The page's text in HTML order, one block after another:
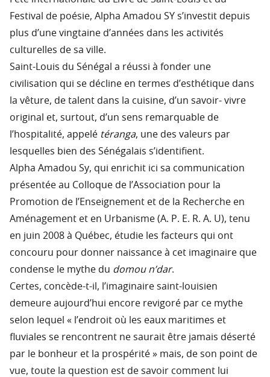
Festival de poésie, Alpha Amadou SY s’investit depuis
plus d’une vingtaine d’années dans les activités
culturelles de sa ville.
Saint-Louis du Sénégal a réussi à fonder une
civilisation qui se décline en termes d’esthétique dans
la vêture, de talent dans la cuisine, d’un savoir- vivre
original et, surtout, d’un sens remarquable de
l’hospitalité, appelé téranga, une des valeurs par
lesquelles bien des Sénégalais s’identifient.
Alpha Amadou Sy, qui enrichit ici sa communication
présentée au Colloque de l’Association pour la
Promotion de l’Enseignement et de la Recherche en
Aménagement et en Urbanisme (A. P. E. R. A. U), tenu
en juin 2008 à Québec, étudie les facteurs qui ont
concouru pour donner naissance à cet imaginaire que
condense le mythe du domou n’dar.
Certes, concède-t-il, l’imaginaire saint-louisien
demeure aujourd’hui encore revigoré par ce mythe
selon lequel « l’endroit où les eaux maritimes et
fluviales se rencontrent ne saurait être jamais déserté
par le bonheur et la prospérité » mais, de son point de
vue, toute la question est de savoir comment lui